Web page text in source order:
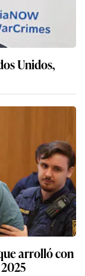
Unidos,
arrolló con